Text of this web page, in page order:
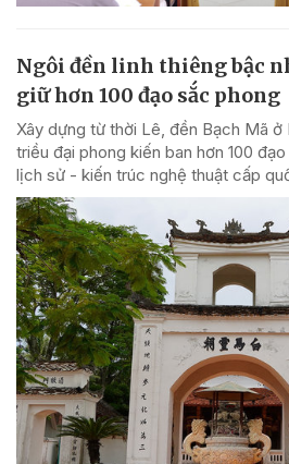
Ngôi đền linh thiêng bậc
giữ hơn 100 đạo sắc phong
Xây dựng từ thời Lê, đền Bạch Mã
triều đại phong kiến ban hơn 100
lịch sử - kiến trúc nghệ thuật cấp